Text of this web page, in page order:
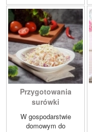
Przygotowania
surówki
W gospodarstwie
domowym do